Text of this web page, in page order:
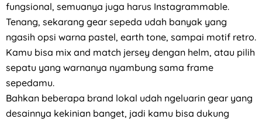
fungsional, semuanya juga harus Instagrammable.
Tenang, sekarang gear sepeda udah banyak yang
ngasih opsi warna pastel, earth tone, sampai motif retro.
Kamu bisa mix and match jersey dengan helm, atau pilih
sepatu yang warnanya nyambung sama frame
sepedamu.
Bahkan beberapa brand lokal udah ngeluarin gear yang
desainnya kekinian banget, jadi kamu bisa dukung